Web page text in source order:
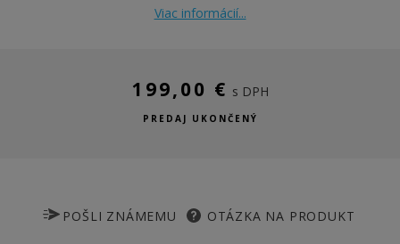
Viac informácií...
199,00 € s DPH
PREDAJ UKONČENÝ
POŠLI ZNÁMEMU OTÁZKA NA PRODUKT